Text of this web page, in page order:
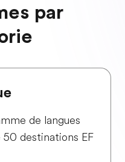
par
de langues
50 destinations EF